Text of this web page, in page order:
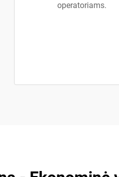
operatoriams.